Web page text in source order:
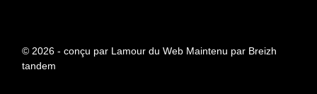
© 2026 - conçu par Lamour du Web Maintenu par Breizh
tandem